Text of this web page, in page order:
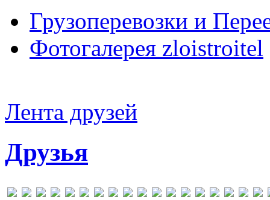
Грузоперевозки и
Фотогалерея zloistroitel
Лента друзей
Друзья